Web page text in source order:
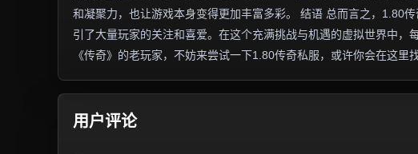
和凝聚力，也让游戏本身变得更加丰富多彩。 结语 总而言之，1.80
引了大量玩家的关注和喜爱。在这个充满挑战与机遇的虚拟世界中
《传奇》的老玩家，不妨来尝试一下1.80传奇私服，或许你会在这里
用户评论